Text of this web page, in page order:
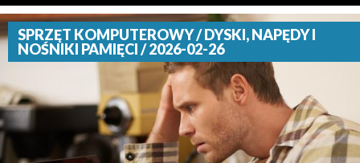
SPRZĘT KOMPUTEROWY / DYSKI, NAPĘDY I
NOŚNIKI PAMIĘCI / 2026-02-26